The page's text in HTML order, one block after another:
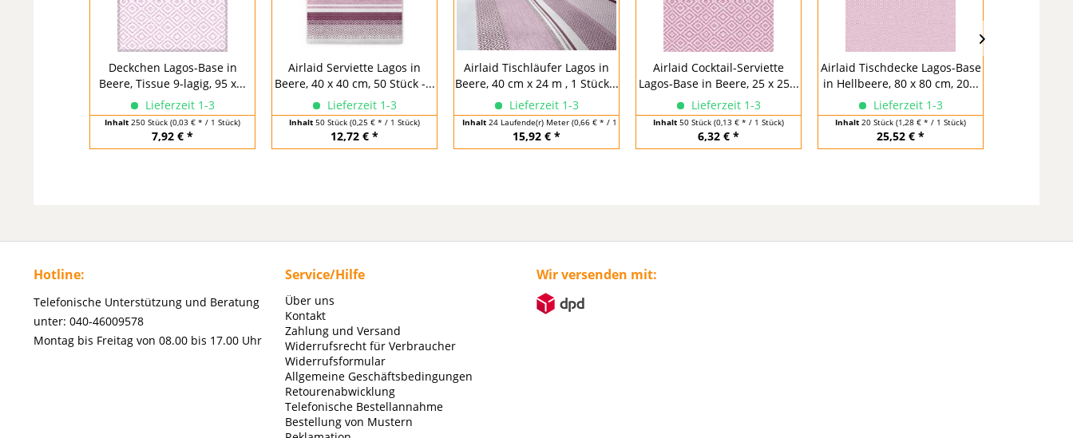
Deckchen Lagos-Base in
Beere, Tissue 9-lagig, 95 x...
Lieferzeit 1-3
Inhalt 250 Stück (0,03 € * / 1 Stück)
7,92 € *
Airlaid Serviette Lagos in
Beere, 40 x 40 cm, 50 Stück -...
Lieferzeit 1-3
Inhalt 50 Stück (0,25 € * / 1 Stück)
12,72 € *
Airlaid Tischläufer Lagos in
Beere, 40 cm x 24 m , 1 Stück...
Lieferzeit 1-3
Inhalt 24 Laufende(r) Meter (0,66 € * / 1 Laufende(r) Meter)
15,92 € *
Airlaid Cocktail-Serviette
Lagos-Base in Beere, 25 x 25...
Lieferzeit 1-3
Inhalt 50 Stück (0,13 € * / 1 Stück)
6,32 € *
Airlaid Tischdecke Lagos-Base
in Hellbeere, 80 x 80 cm, 20...
Lieferzeit 1-3
Inhalt 20 Stück (1,28 € * / 1 Stück)
25,52 € *
Hotline:
Telefonische Unterstützung und Beratung
unter: 040-46009578
Montag bis Freitag von 08.00 bis 17.00 Uhr
Service/Hilfe
Über uns
Kontakt
Zahlung und Versand
Widerrufsrecht für Verbraucher
Widerrufsformular
Allgemeine Geschäftsbedingungen
Retourenabwicklung
Telefonische Bestellannahme
Bestellung von Mustern
Wir versenden mit: